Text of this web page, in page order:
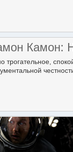
Камон:
трогательное,